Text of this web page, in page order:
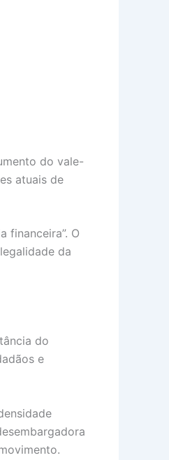
do vale-
atuais de
financeira”. O
da
do
e